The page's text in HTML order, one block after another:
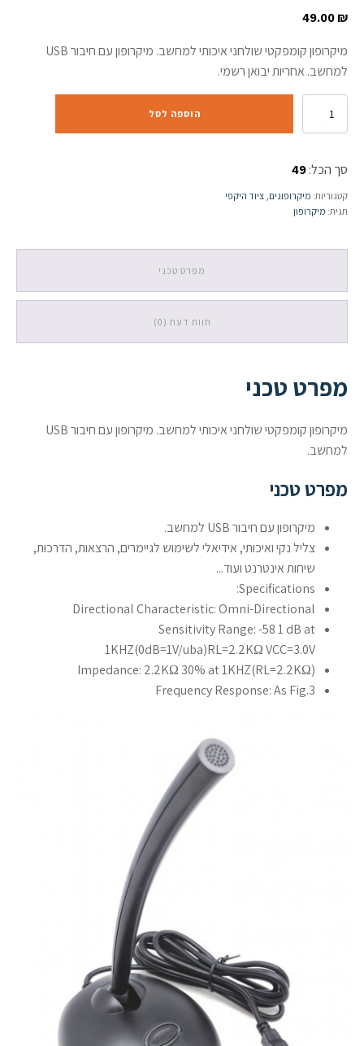
49.00₪
מיקרופון קומפקטי שולחני איכותי למחשב. מיקרופון עם חיבור USB
למחשב. אחריות יבואן רשמי.
כמות
איכותי
בחיבור
USB
הוספה לסל
סך הכל:49
קטגוריות: מיקרופונים, ציוד היקפי
תגית: מיקרופון
מפרט טכני
חוות דעת (0)
מפרט טכני
מיקרופון קומפקטי שולחני איכותי למחשב. מיקרופון עם חיבור USB
למחשב.
מפרט טכני
מיקרופון עם חיבור USB למחשב.
צליל נקי ואיכותי, אידיאלי לשימוש לגיימרים, הרצאות, הדרכות,
שיחות אינטרנט ועוד...
Specifications:
Directional Characteristic: Omni-Directional
Sensitivity Range: -58 1 dB at
1KHZ(0dB=1V/uba)RL=2.2KΩ VCC=3.0V
Impedance: 2.2KΩ 30% at 1KHZ(RL=2.2KΩ)
Frequency Response: As Fig.3